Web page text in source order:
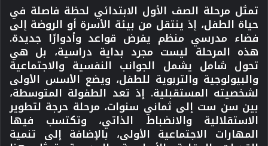
تمثل مرحلة الصف الأول الابتدائي لحظة فاصلة في
حياة الطفل، إذ ينتقل من بيئة الأسرة أو الروضة إلى
فضاء مدرسي منظم يفرض قواعد وأدوارًا جديدة.
هذه المرحلة ليست مجرد بداية دراسية، بل هي
تحول شامل يشمل الجوانب النفسية والاجتماعية
والبيولوجية والتربوية للطفل، ويضع الأسس الأولى
لشخصيته المستقبلية. إذ تعد الطفولة المتوسطة،
بين سن ست إلى ثماني سنوات، مرحلة حرجة لتطوير
الاستقلالية والانضباط الذاتي، وتكتسب فيها
المهارات الاجتماعية الأولى، بالإضافة إلى تنمية